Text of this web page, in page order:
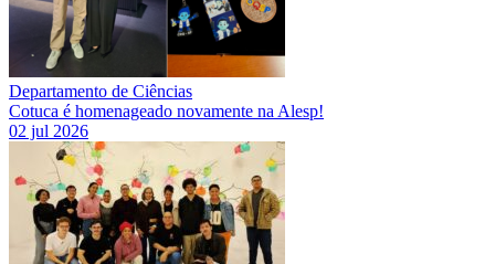
Departamento de Ciências
Cotuca é homenageado novamente na Alesp!
02 jul 2026